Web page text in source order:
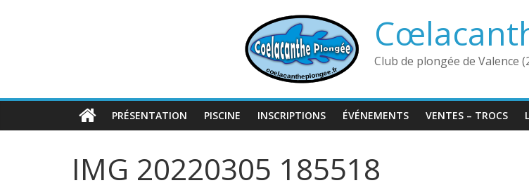
Club de plongée de Valence
PRÉSENTATION PISCINE INSCRIPTIONS ÉVÉNEMENTS VENTES – TROCS
IMG 20220305 185518